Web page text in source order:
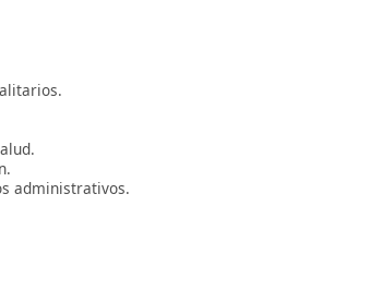
administrativos.